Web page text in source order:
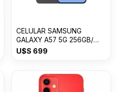
CELULAR SAMSUNG
GALAXY A57 5G 256GB/
8GB RAM
U$S 699